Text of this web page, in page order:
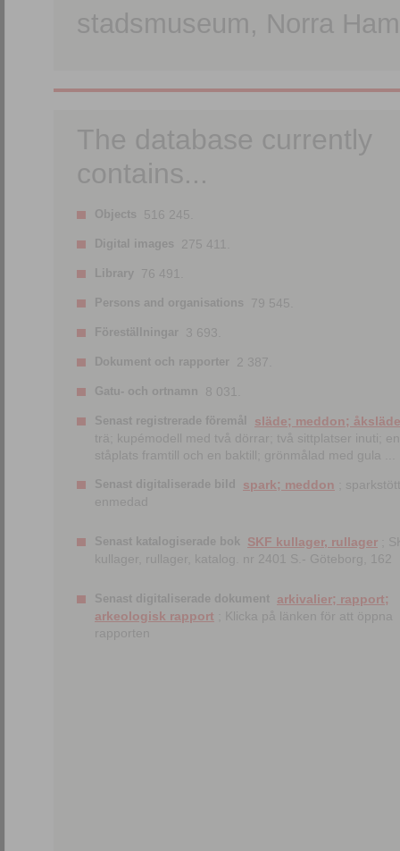
stadsmuseum, Norra
The database currently
contains...
Objects 516 245.
Digital images 275 411.
Library 76 491.
Persons and organisations 79 545.
Föreställningar 3 693.
Dokument och rapporter 2 387.
Gatu- och ortnamn 8 031.
Senast registrerade föremål
släde; meddon; åksläde
trä; kupémodell med två dörrar; två sittplatser inuti; en
ståplats framtill och en baktill; grönmålad med gula ...
Senast digitaliserade bild spark; meddon ;
enmedad
Senast katalogiserade bok SKF kullager, rullager ;
kullager, rullager, katalog. nr 2401 S.- Göteborg, 162
Senast digitaliserade dokument arkivalier; rapport;
arkeologisk rapport ; Klicka på länken för att öppna
rapporten